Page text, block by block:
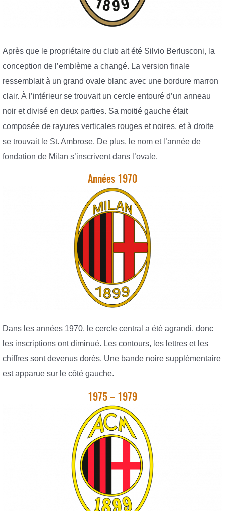
Après que le propriétaire du club ait été Silvio Berlusconi, la
conception de l’emblème a changé. La version finale
ressemblait à un grand ovale blanc avec une bordure marron
clair. À l’intérieur se trouvait un cercle entouré d’un anneau
noir et divisé en deux parties. Sa moitié gauche était
composée de rayures verticales rouges et noires, et à droite
se trouvait le St. Ambrose. De plus, le nom et l’année de
fondation de Milan s’inscrivent dans l’ovale.
Années 1970
Dans les années 1970. le cercle central a été agrandi, donc
les inscriptions ont diminué. Les contours, les lettres et les
chiffres sont devenus dorés. Une bande noire supplémentaire
est apparue sur le côté gauche.
1975 – 1979